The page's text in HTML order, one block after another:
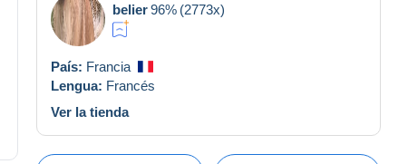
belier96% (2773x)
País: Francia
Lengua: Francés
Ver la tienda